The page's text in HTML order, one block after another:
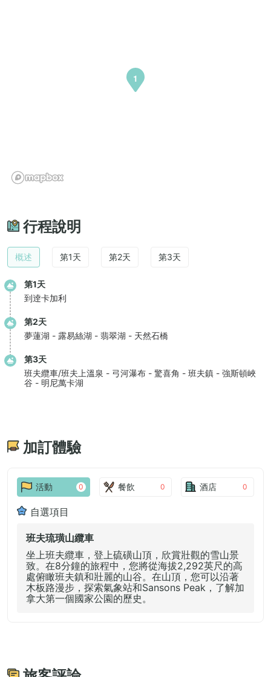
1
行程說明
概述 第1天 第2天 第3天
第1天
到逹卡加利
第2天
夢蓮湖 - 露易絲湖 - 翡翠湖 - 天然石橋
第3天
班夫纜車/班夫上溫泉 - 弓河瀑布 - 驚喜角 - 班夫鎮 - 強斯頓峽
谷 - 明尼萬卡湖
加訂體驗
活動 0 餐飲 0 酒店 0
自選項目
班夫琉璜山纜車
坐上班夫纜車，登上硫磺山頂，欣賞壯觀的雪山景
致。在8分鐘的旅程中，您將從海拔2,292英尺的高
處俯瞰班夫鎮和壯麗的山谷。在山頂，您可以沿著
木板路漫步，探索氣象站和Sansons Peak，了解加
拿大第一個國家公園的歷史。